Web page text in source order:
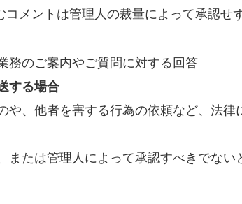
メントは管理人の裁量によって承認せ
務のご案内やご質問に対する回答
する場合
や、他者を害する行為の依頼など、法
または管理人によって承認すべきでない